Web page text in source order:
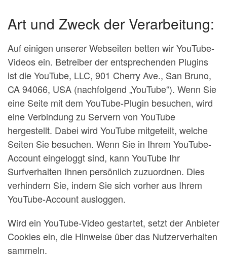
Art und Zweck der Verarbeitung:
Auf einigen unserer Webseiten betten wir YouTube-
Videos ein. Betreiber der entsprechenden Plugins
ist die YouTube, LLC, 901 Cherry Ave., San Bruno,
CA 94066, USA (nachfolgend „YouTube“). Wenn Sie
eine Seite mit dem YouTube-Plugin besuchen, wird
eine Verbindung zu Servern von YouTube
hergestellt. Dabei wird YouTube mitgeteilt, welche
Seiten Sie besuchen. Wenn Sie in Ihrem YouTube-
Account eingeloggt sind, kann YouTube Ihr
Surfverhalten Ihnen persönlich zuzuordnen. Dies
verhindern Sie, indem Sie sich vorher aus Ihrem
YouTube-Account ausloggen.
Wird ein YouTube-Video gestartet, setzt der Anbieter
Cookies ein, die Hinweise über das Nutzerverhalten
sammeln.